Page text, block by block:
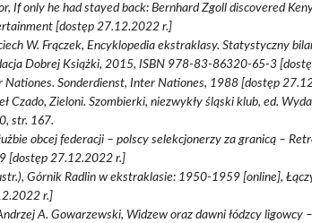
If only he had stayed back: Bernhard Zgoll discovered
[dostęp 27.12.2022 r.]
W. Frączek, Encyklopedia ekstraklasy. Statystyczny
Dobrej Książki, 2015, ISBN 978-83-86320-65-3
Nationes. Sonderdienst, Inter Nationes, 1988 [dostęp
Czado, Zieloni. Szombierki, niezwykły śląski klub, ed.
str. 167.
obcej federacji – polscy selekcjonerzy za granicą –
[dostęp 27.12.2022 r.]
Górnik Radlin w ekstraklasie: 1950-1959 [online],
r.]
A. Gowarzewski, Widzew oraz dawni łódzcy ligowcy